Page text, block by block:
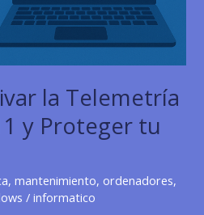
la Telemetría
y Proteger tu
,mantenimiento, ordenadores,
/informatico